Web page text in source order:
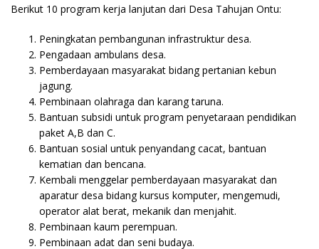
Berikut 10 program kerja lanjutan dari Desa Tahujan Ontu:
Peningkatan pembangunan infrastruktur desa.
Pengadaan ambulans desa.
Pemberdayaan masyarakat bidang pertanian kebun
jagung.
Pembinaan olahraga dan karang taruna.
Bantuan subsidi untuk program penyetaraan pendidikan
paket A,B dan C.
Bantuan sosial untuk penyandang cacat, bantuan
kematian dan bencana.
Kembali menggelar pemberdayaan masyarakat dan
aparatur desa bidang kursus komputer, mengemudi,
operator alat berat, mekanik dan menjahit.
Pembinaan kaum perempuan.
Pembinaan adat dan seni budaya.